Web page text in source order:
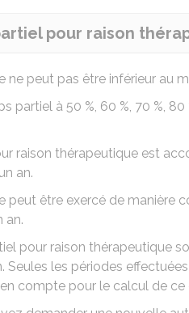
pour raison
ne peut pas être inférieur au
partiel à 50 %, 60 %, 70 %, 80
raison thérapeutique est
an.
peut être exercé de manière
an.
pour raison thérapeutique
Seules les périodes
compte pour le calcul de ce